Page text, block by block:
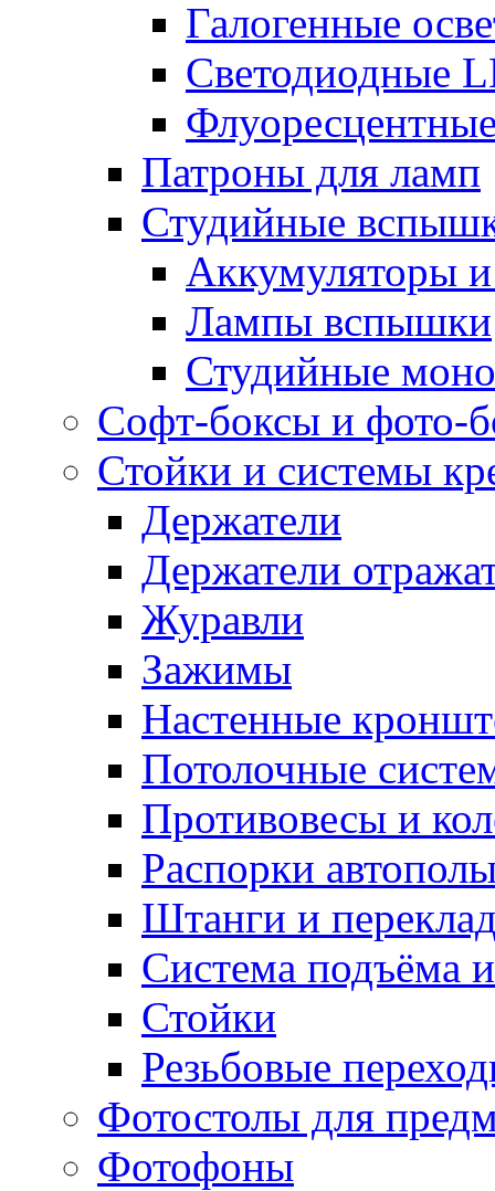
Галогенные
Светодиодные
Патроны для ламп
Студийные
Аккумуляторы
Лампы вспышки
Студийные
Софт-боксы и фото-
Стойки и системы
Держатели
Держатели
Журавли
Зажимы
Настенные
Потолочные
Противовесы и
Распорки
Штанги и
Система подъёма
Стойки
Резьбовые
Фотостолы для
Фотофоны